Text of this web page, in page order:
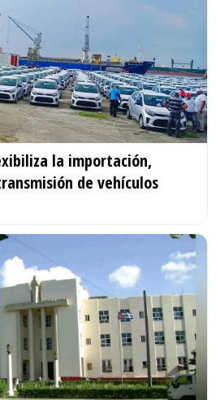
la importación,
de vehículos